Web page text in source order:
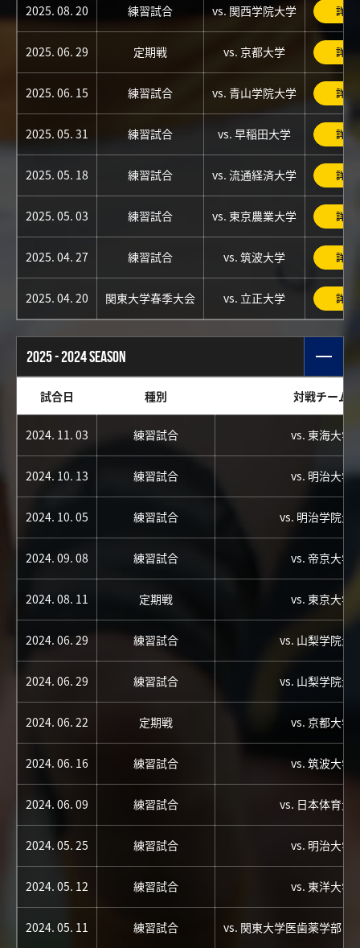
2025. 08. 20 練習試合 vs. 関西学院大学 詳細
2025. 06. 29 定期戦 vs. 京都大学 詳細
2025. 06. 15 練習試合 vs. 青山学院大学 詳細
2025. 05. 31 練習試合 vs. 早稲田大学 詳細
2025. 05. 18 練習試合 vs. 流通経済大学 詳細
2025. 05. 03 練習試合 vs. 東京農業大学 詳細
2025. 04. 27 練習試合 vs. 筑波大学 詳細
2025. 04. 20 関東大学春季大会 vs. 立正大学 詳細
2025 - 2024 SEASON
試合日 種別 対戦チーム
2024. 11. 03 練習試合 vs. 東海大学
2024. 10. 13 練習試合 vs. 明治大学
2024. 10. 05 練習試合 vs. 明治学院大
2024. 09. 08 練習試合 vs. 帝京大学
2024. 08. 11 定期戦 vs. 東京大学
2024. 06. 29 練習試合 vs. 山梨学院大
2024. 06. 29 練習試合 vs. 山梨学院大
2024. 06. 22 定期戦 vs. 京都大学
2024. 06. 16 練習試合 vs. 筑波大学
2024. 06. 09 練習試合 vs. 日本体育大
2024. 05. 25 練習試合 vs. 明治大学
2024. 05. 12 練習試合 vs. 東洋大学
2024. 05. 11 練習試合 vs. 関東大学医歯薬学部ラ